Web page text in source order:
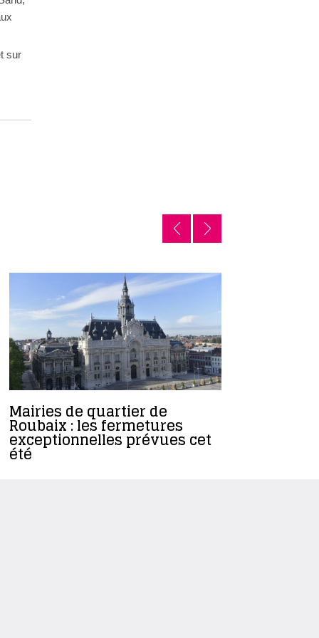
sur
Mairies de quartier de
Roubaix : les fermetures
exceptionnelles prévues cet
été